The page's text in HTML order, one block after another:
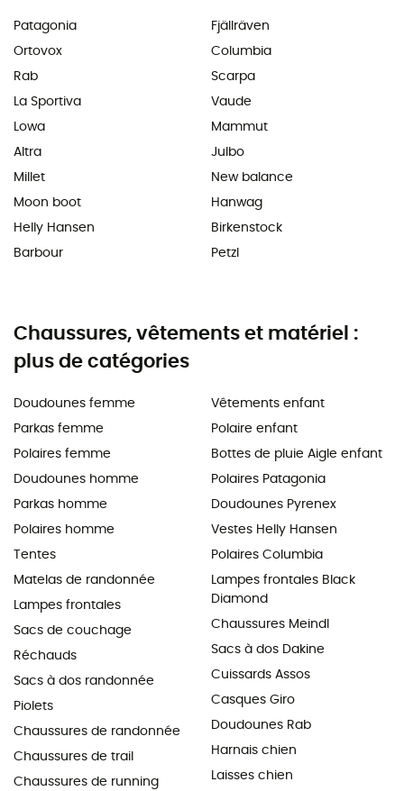
Patagonia
Ortovox
Rab
La Sportiva
Lowa
Altra
Millet
Moon boot
Helly Hansen
Barbour
Fjällräven
Columbia
Scarpa
Vaude
Mammut
Julbo
New balance
Hanwag
Birkenstock
Petzl
Chaussures, vêtements et matériel :
plus de catégories
Doudounes femme
Parkas femme
Polaires femme
Doudounes homme
Parkas homme
Polaires homme
Tentes
Matelas de randonnée
Lampes frontales
Sacs de couchage
Réchauds
Sacs à dos randonnée
Piolets
Chaussures de randonnée
Chaussures de trail
Chaussures de running
Vêtements enfant
Polaire enfant
Bottes de pluie Aigle enfant
Polaires Patagonia
Doudounes Pyrenex
Vestes Helly Hansen
Polaires Columbia
Lampes frontales Black
Diamond
Chaussures Meindl
Sacs à dos Dakine
Cuissards Assos
Casques Giro
Doudounes Rab
Harnais chien
Laisses chien